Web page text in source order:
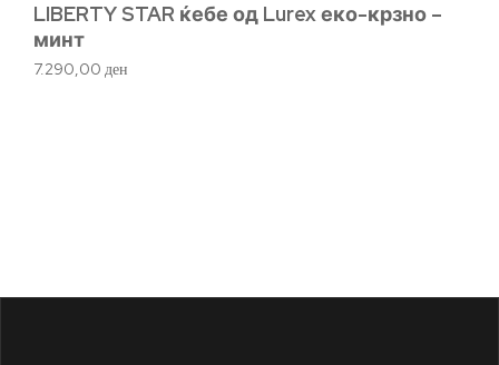
LIBERTY STAR ќебе од Lurex еко-крзно –
минт
7.290,00 ден